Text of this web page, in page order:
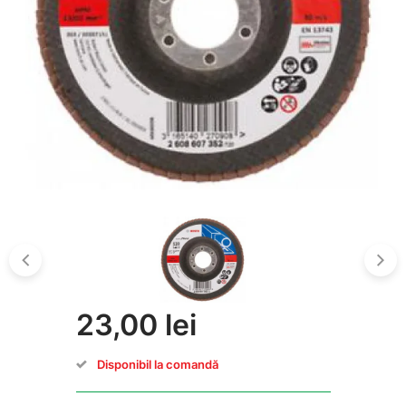
23,00 lei
Disponibil la comandă